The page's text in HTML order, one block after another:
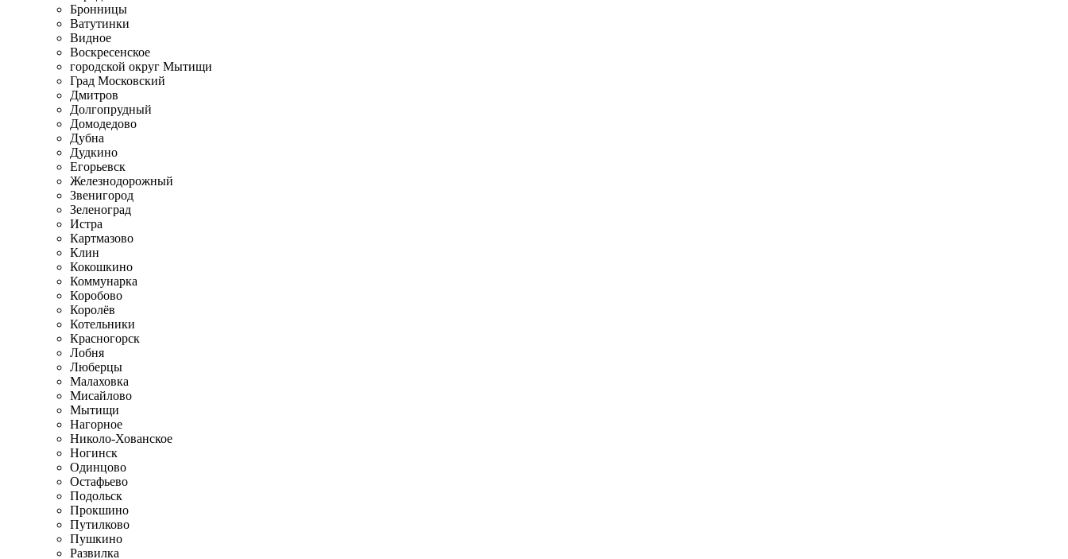
Бронницы
Ватутинки
Видное
Воскресенское
городской округ Мытищи
Град Московский
Дмитров
Долгопрудный
Домодедово
Дубна
Дудкино
Егорьевск
Железнодорожный
Звенигород
Зеленоград
Истра
Картмазово
Клин
Кокошкино
Коммунарка
Коробово
Королёв
Котельники
Красногорск
Лобня
Люберцы
Малаховка
Мисайлово
Мытищи
Нагорное
Николо-Хованское
Ногинск
Одинцово
Остафьево
Подольск
Прокшино
Путилково
Пушкино
Развилка